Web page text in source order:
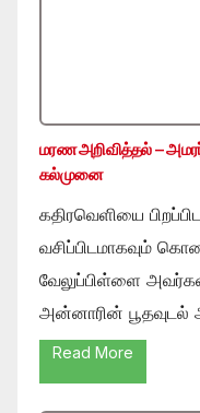
மரண அறிவித்தல் – அமரர்
கல்முனை
கதிரவெளியை
வசிப்பிடமாகவும்
வேலுப்பிள்ளை
அன்னாரின்
Read More